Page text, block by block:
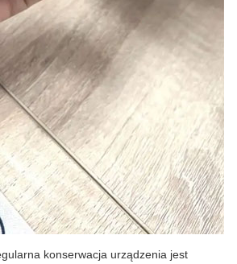
konserwacja urządzenia jest